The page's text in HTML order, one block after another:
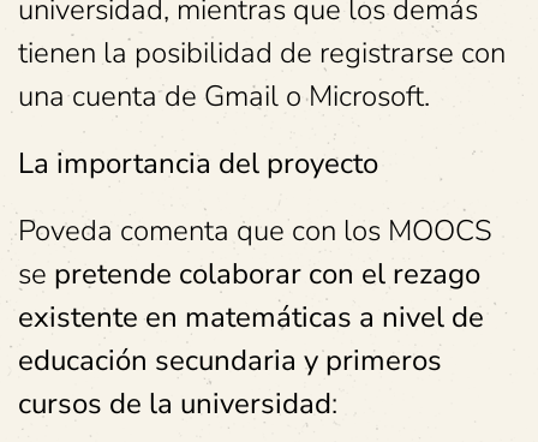
universidad, mientras que los demás
tienen la posibilidad de registrarse con
una cuenta de Gmail o Microsoft.
La importancia del proyecto
Poveda comenta que con los MOOCS
se pretende colaborar con el rezago
existente en matemáticas a nivel de
educación secundaria y primeros
cursos de la universidad: